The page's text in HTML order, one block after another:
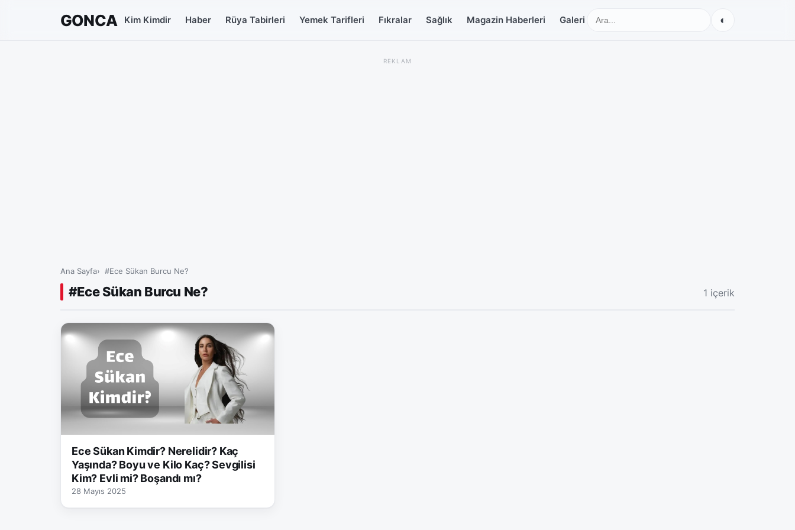
GONCA Kim Kimdir Haber Rüya Tabirleri Yemek Tarifleri Fıkralar Sağlık Magazin Haberleri Galeri ◐
REKLAM
Ana Sayfa #Ece Sükan Burcu Ne?
#Ece Sükan Burcu Ne? 1 içerik
Ece Sükan Kimdir? Nerelidir? Kaç
Yaşında? Boyu ve Kilo Kaç? Sevgilisi
Kim? Evli mi? Boşandı mı?
28 Mayıs 2025